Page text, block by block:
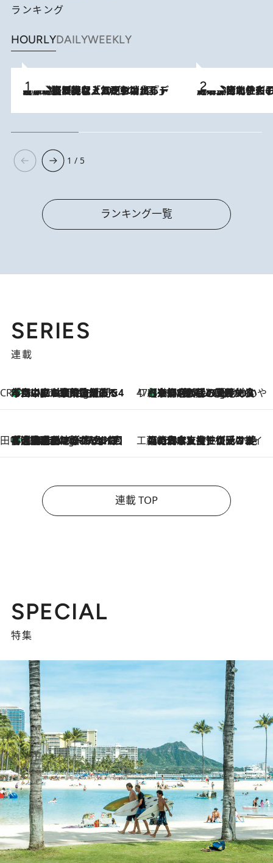
ランキング
HOURLYDAILYWEEKLY
2026.8.5
【なぜ吉沢亮は「気配を消せる」のか？】興行収入208億の『国宝』を経て挑むミュージカル『ディア・エヴァン・ハンセン』。トップ俳優が舞台上でさらけ出した“孤独”とは 2026.8.3
《「文士の子ども被害者の会」発足！》阿川佐和子（72）が語る遠藤周作に北杜夫、劇作家・矢代静一の子どもたちの“文豪プライベート事件簿”
1 / 5
ランキング一覧
SERIES
連載
CREA'S CHOICE
46 Minutes Ago
「立川にも歌舞伎があるんだよ」 片岡仁左衛門・市川中車ら豪華座組みで4年目の立川立飛歌舞伎へ 47都道府県の手みやげ ひんやりスイーツで夏を満喫
46 Minutes Ago
【京都府】この夏絶対食べたい 冷やしておいしいおやつ3選 ひと口目から心を掴む新緑のテリーヌ
田中稲の勝手に再ブーム
5 Hours Ago
「湘南乃風に憧れて」観客大盛上がりの“タオル回し”に、ラッパー顔負けの高速歌唱まで…さだまさし（74）のアグレッシブすぎる現在地 工藤まやのおもてなしハワイ
2026.8.6
【ハワイ土産】ローカルの絶大な支持で復活！ 絶品の幻クッキー《元ファンの日本人女性が受け継いだ名店》
連載 TOP
SPECIAL
特集